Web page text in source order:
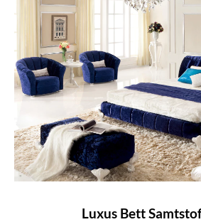
Luxus Bett